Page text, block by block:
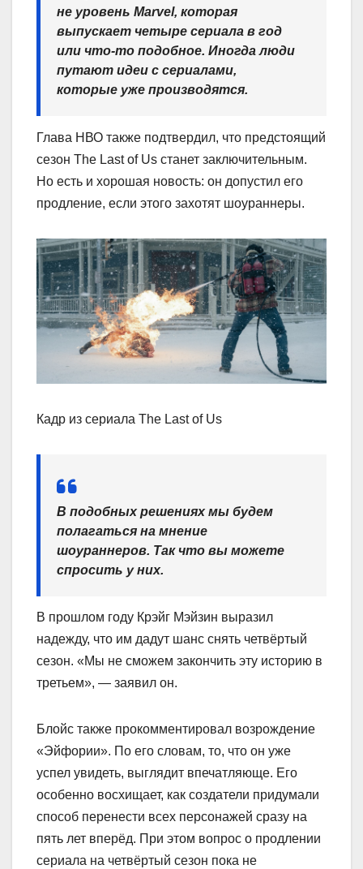
не уровень Marvel, которая
выпускает четыре сериала в год
или что-то подобное. Иногда люди
путают идеи с сериалами,
которые уже производятся.
Глава НВО также подтвердил, что предстоящий
сезон The Last of Us станет заключительным.
Но есть и хорошая новость: он допустил его
продление, если этого захотят шоураннеры.
Кадр из сериала The Last of Us
В подобных решениях мы будем
полагаться на мнение
шоураннеров. Так что вы можете
спросить у них.
В прошлом году Крэйг Мэйзин выразил
надежду, что им дадут шанс снять четвёртый
сезон. «Мы не сможем закончить эту историю в
третьем», — заявил он.
Блойс также прокомментировал возрождение
«Эйфории». По его словам, то, что он уже
успел увидеть, выглядит впечатляюще. Его
особенно восхищает, как создатели придумали
способ перенести всех персонажей сразу на
пять лет вперёд. При этом вопрос о продлении
сериала на четвёртый сезон пока не